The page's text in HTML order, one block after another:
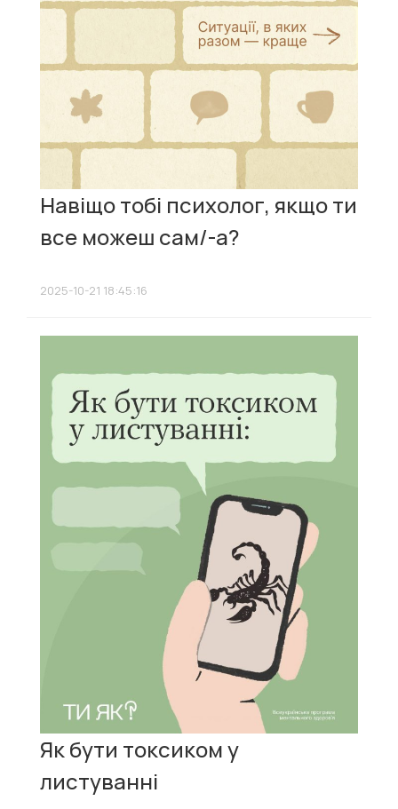
Навіщо тобі психолог, якщо ти
все можеш сам/-а?
2025-10-21 18:45:16
Як бути токсиком у
листуванні